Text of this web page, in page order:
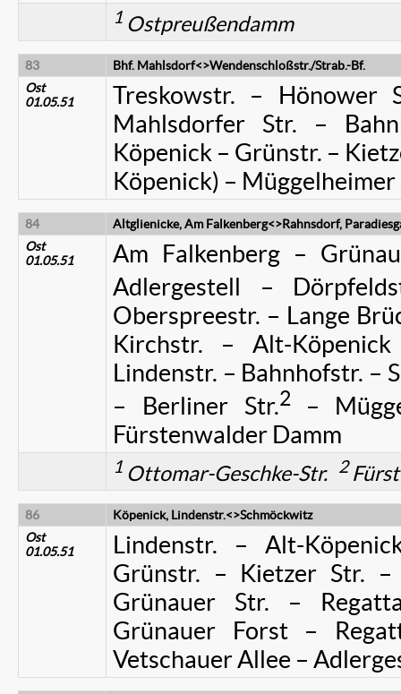
1 Ostpreußendamm
83
Bhf. Mahlsdorf<>Wendenschloßstr./Strab.-Bf.
Ost
01.05.51
Treskowstr. – Hönower
Mahlsdorfer Str. –
Köpenick – Grünstr. –
Köpenick) –
84
Altglienicke, Am Falkenberg<>Rahnsdorf,
Ost
01.05.51
Am Falkenberg –
Adlergestell –
Oberspreestr. – Lange
Kirchstr. – Alt-
Lindenstr. – Bahnhofstr. –
– Berliner Str.2 –
Fürstenwalder Damm
1 Ottomar-Geschke-Str. 2
86
Köpenick, Lindenstr.<>Schmöckwitz
Ost
01.05.51
Lindenstr. – Alt-
Grünstr. – Kietzer Str.
Grünauer Str. –
Grünauer Forst –
Vetschauer Allee –